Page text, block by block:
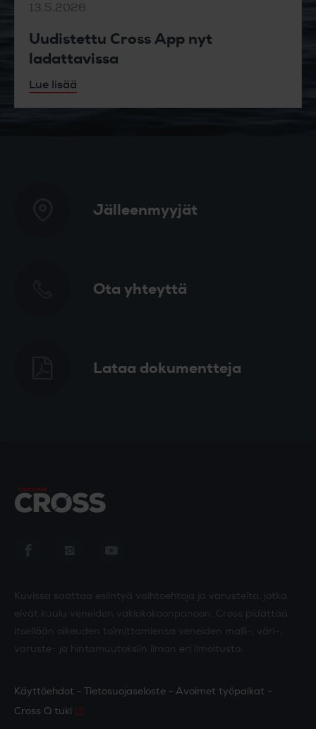
13.5.2026
Uudistettu Cross App nyt
ladattavissa
Lue lisää
Jälleenmyyjät
Ota yhteyttä
Lataa dokumentteja
Kuvissa saattaa esiintyä vaihtoehtoja ja varusteita, jotka
eivät kuulu veneiden vakiokokoonpanoon. Cross pidättää
itsellään oikeuden toimittamiensa veneiden malli-, väri-,
varuste- ja hintamuutoksiin ilman eri ilmoitusta.
Käyttöehdot Tietosuojaseloste
Avoimet työpaikat
Cross Q tuki